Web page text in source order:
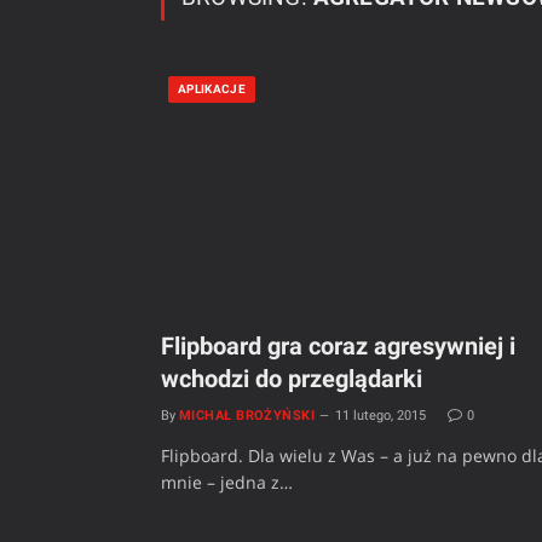
APLIKACJE
Flipboard gra coraz agresywniej i
wchodzi do przeglądarki
By MICHAŁ BROŻYŃSKI 11 lutego, 2015 0
Flipboard. Dla wielu z Was – a już na pewno
mnie – jedna z…